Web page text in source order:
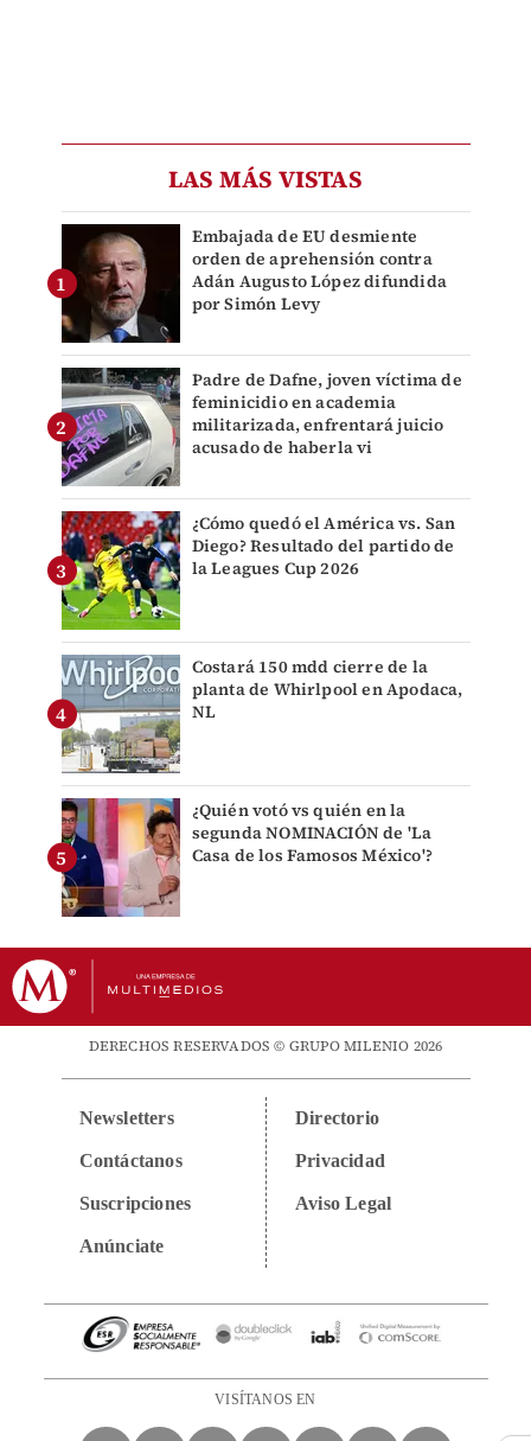
LAS MÁS VISTAS
Embajada de EU desmiente
orden de aprehensión contra
Adán Augusto López difundida
por Simón Levy
Padre de Dafne, joven víctima de
feminicidio en academia
militarizada, enfrentará juicio
acusado de haberla vi
¿Cómo quedó el América vs. San
Diego? Resultado del partido de
la Leagues Cup 2026
Costará 150 mdd cierre de la
planta de Whirlpool en Apodaca,
NL
¿Quién votó vs quién en la
segunda NOMINACIÓN de 'La
Casa de los Famosos México'?
DERECHOS RESERVADOS © GRUPO MILENIO 2026
Newsletters
Contáctanos
Suscripciones
Anúnciate
Directorio
Privacidad
Aviso Legal
VISÍTANOS EN